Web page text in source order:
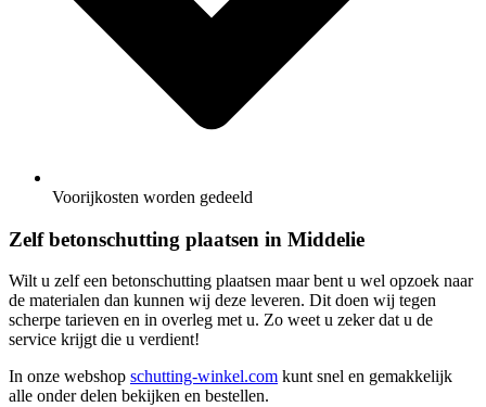
Voorijkosten worden gedeeld
Zelf betonschutting plaatsen in Middelie
Wilt u zelf een betonschutting plaatsen maar bent u wel opzoek naar
de materialen dan kunnen wij deze leveren. Dit doen wij tegen
scherpe tarieven en in overleg met u. Zo weet u zeker dat u de
service krijgt die u verdient!
In onze webshop schutting-winkel.com kunt snel en gemakkelijk
alle onder delen bekijken en bestellen.